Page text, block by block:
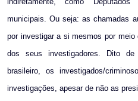
municipais. Ou seja: as chamadas
por investigar a si mesmos por meio
dos seus investigadores. Dito
brasileiro, os investigados/
investigações, apesar de não as